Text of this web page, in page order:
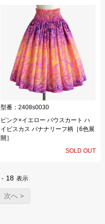
型番： 2408s0030
ピンク×イエロー パウスカート ハ
イビスカス バナナリーフ柄［6色展
開］
SOLD OUT
- 18 表示
次へ >